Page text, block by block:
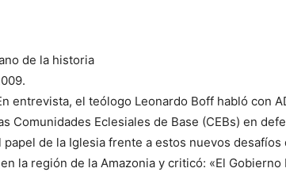
de la historia
entrevista, el teólogo Leonardo Boff habló con
Comunidades Eclesiales de Base (CEBs) en
de la Iglesia frente a estos nuevos
la región de la Amazonia y criticó: «El